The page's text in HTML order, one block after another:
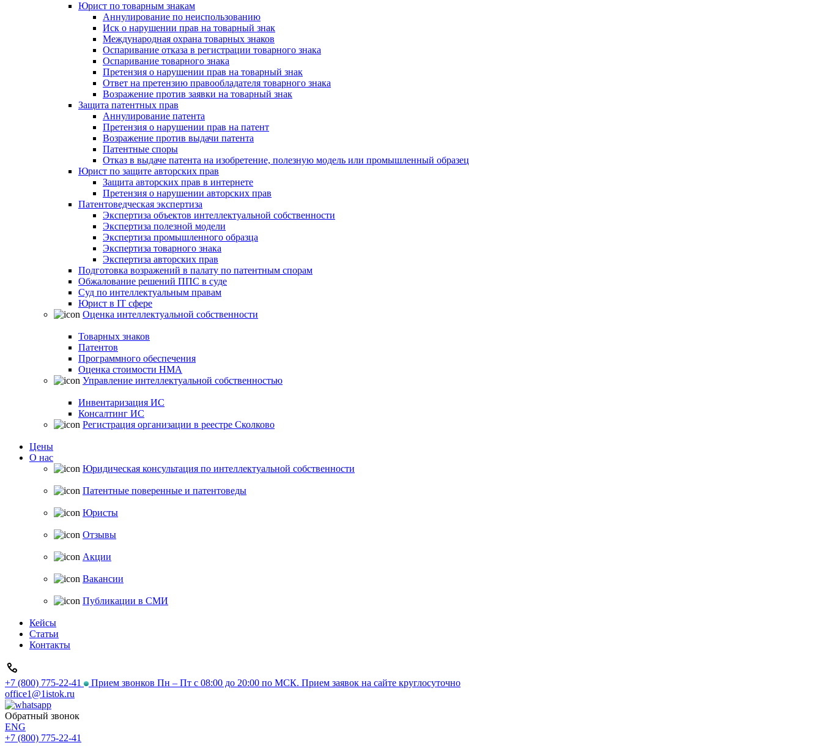
Юрист по товарным знакам
Аннулирование по неиспользованию
Иск о нарушении прав на товарный знак
Международная охрана товарных знаков
Оспаривание отказа в регистрации товарного знака
Оспаривание товарного знака
Претензия о нарушении прав на товарный знак
Ответ на претензию правообладателя товарного знака
Возражение против заявки на товарный знак
Защита патентных прав
Аннулирование патента
Претензия о нарушении прав на патент
Возражение против выдачи патента
Патентные споры
Отказ в выдаче патента на изобретение, полезную модель или промышленный образец
Юрист по защите авторских прав
Защита авторских прав в интернете
Претензия о нарушении авторских прав
Патентоведческая экспертиза
Экспертиза объектов интеллектуальной собственности
Экспертиза полезной модели
Экспертиза промышленного образца
Экспертиза товарного знака
Экспертиза авторских прав
Подготовка возражений в палату по патентным спорам
Обжалование решений ППС в суде
Суд по интеллектуальным правам
Юрист в IT сфере
Оценка интеллектуальной собственности
Товарных знаков
Патентов
Программного обеспечения
Оценка стоимости НМА
Управление интеллектуальной собственностью
Инвентаризация ИС
Консалтинг ИС
Регистрация организации в реестре Сколково
Цены
О нас
Юридическая консультация по интеллектуальной собственности
Патентные поверенные и патентоведы
Юристы
Отзывы
Акции
Вакансии
Публикации в СМИ
Кейсы
Статьи
Контакты
+7 (800) 775-22-41
Прием звонков Пн – Пт с 08:00 до 20:00 по МСК. Прием заявок на сайте круглосуточно
office1@1istok.ru
Обратный звонок
ENG
+7 (800) 775-22-41